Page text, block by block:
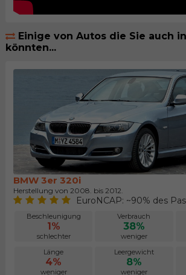
Einige von Autos die Sie auch
könnten...
BMW 3er 320i
Herstellung von 2008. bis 2012.
EuroNCAP: ~90% des
Beschleunigung
1%
schlechter
Verbrauch
38%
weniger
Länge
4%
weniger
Leergewicht
8%
weniger